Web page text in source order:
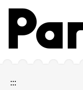
跳到主要內容區塊
網站導覽
:::